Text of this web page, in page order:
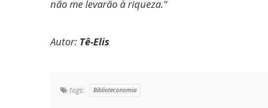
não me levarão à riqueza."
Autor: Tê-Elis
tags: Biblioteconomia